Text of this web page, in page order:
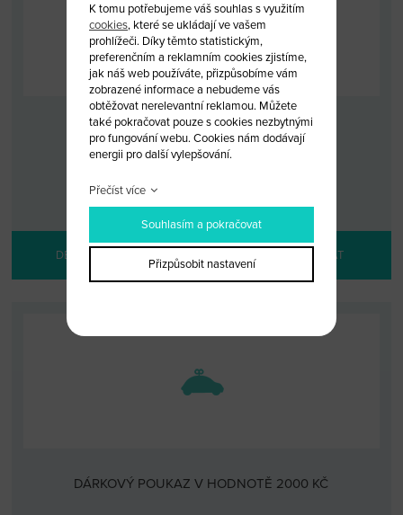
DÁRKOVÝ POUKAZ V HODNOTĚ 1000 KČ
MALOOBCHODNÍ CENA: 1 000 KČ
VELKOOBCHODNÍ CENA:
DETAIL PRODUKTU NELZE OBJEDNAT
DÁRKOVÝ POUKAZ V HODNOTĚ 2000 KČ
K tomu potřebujeme váš souhlas s využitím
cookies, které se ukládají ve vašem
prohlížeči. Díky těmto statistickým,
preferenčním a reklamním cookies zjistíme,
jak náš web používáte, přizpůsobíme vám
zobrazené informace a nebudeme vás
obtěžovat nerelevantní reklamou. Můžete
také pokračovat pouze s cookies nezbytnými
pro fungování webu. Cookies nám dodávají
energii pro další vylepšování.
Přečíst více
Souhlasím a pokračovat
Přizpůsobit nastavení